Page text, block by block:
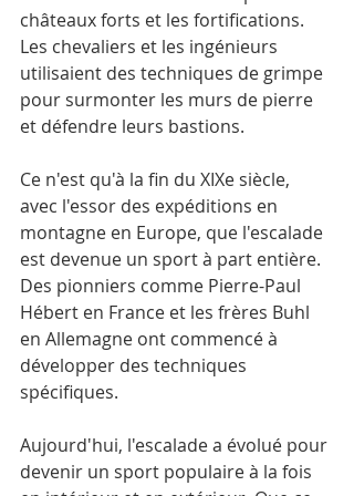
châteaux forts et les fortifications.
Les chevaliers et les ingénieurs
utilisaient des techniques de grimpe
pour surmonter les murs de pierre
et défendre leurs bastions.
Ce n'est qu'à la fin du XIXe siècle,
avec l'essor des expéditions en
montagne en Europe, que l'escalade
est devenue un sport à part entière.
Des pionniers comme Pierre-Paul
Hébert en France et les frères Buhl
en Allemagne ont commencé à
développer des techniques
spécifiques.
Aujourd'hui, l'escalade a évolué pour
devenir un sport populaire à la fois